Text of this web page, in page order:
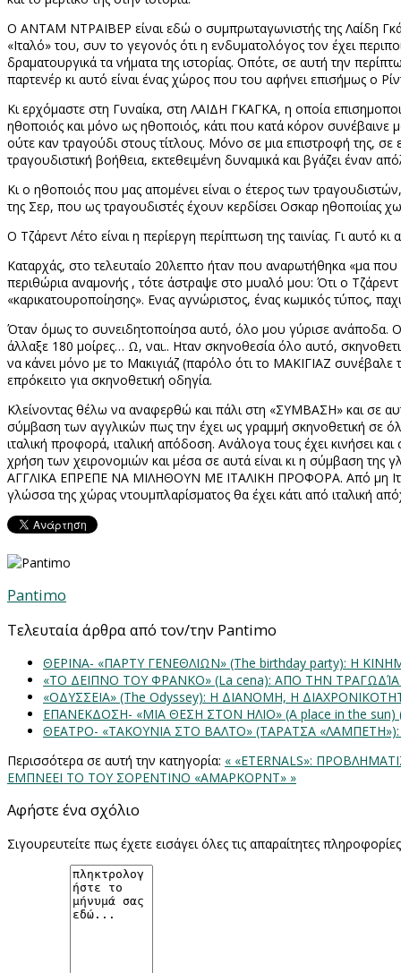
Ο ΑΝΤΑΜ ΝΤΡΑΪΒΕΡ είναι εδώ ο συμπρωταγωνιστής της Λαίδη
«Ιταλό» του, συν το γεγονός ότι η ενδυματολόγος τον έχει
δραματουργικά τα νήματα της ιστορίας. Οπότε, σε αυτή την
παρτενέρ κι αυτό είναι ένας χώρος που του αφήνει επισήμως ο
Κι ερχόμαστε στη Γυναίκα, στη ΛΑΙΔΗ ΓΚΑΓΚΑ, η οποία
ηθοποιός και μόνο ως ηθοποιός, κάτι που κατά κόρον συνέβαινε
ούτε καν τραγούδι στους τίτλους. Μόνο σε μια επιστροφή της,
τραγουδιστική βοήθεια, εκτεθειμένη δυναμικά και βγάζει έναν
Κι ο ηθοποιός που μας απομένει είναι ο έτερος των
της Σερ, που ως τραγουδιστές έχουν κερδίσει Οσκαρ ηθοποιίας
Ο Τζάρεντ Λέτο είναι η περίεργη περίπτωση της ταινίας. Γι αυτό
Καταρχάς, στο τελευταίο 20λεπτο ήταν που αναρωτήθηκα «μα που
περιθώρια αναμονής , τότε άστραψε στο μυαλό μου: Ότι ο Τζάρεντ
«καρικατουροποίησης». Ενας αγνώριστος, ένας κωμικός τύπος,
Όταν όμως το συνειδητοποίησα αυτό, όλο μου γύρισε ανάποδα.
άλλαξε 180 μοίρες… Ω, ναι.. Ηταν σκηνοθεσία όλο αυτό,
να κάνει μόνο με το Μακιγιάζ (παρόλο ότι το ΜΑΚΙΓΙΑΖ συνέβαλε
επρόκειτο για σκηνοθετική οδηγία.
Κλείνοντας θέλω να αναφερθώ και πάλι στη «ΣΥΜΒΑΣΗ» και σε
σύμβαση των αγγλικών πως την έχει ως γραμμή σκηνοθετική σε
ιταλική προφορά, ιταλική απόδοση. Ανάλογα τους έχει κινήσει
χρήση των χειρονομιών και μέσα σε αυτά είναι κι η σύμβαση
ΑΓΓΛΙΚΑ ΕΠΡΕΠΕ ΝΑ ΜΙΛΗΘΟΥΝ ΜΕ ΙΤΑΛΙΚΗ ΠΡΟΦΟΡΑ. Από μη
γλώσσα της χώρας ντουμπλαρίσματος θα έχει κάτι από ιταλική
Pantimo
Τελευταία άρθρα από τον/την Pantimo
ΘΕΡΙΝΑ- «ΠΑΡΤΥ ΓΕΝΕΘΛΙΩΝ» (The birthday party): H
«ΤΟ ΔΕΙΠΝΟ ΤΟΥ ΦΡΑΝΚΟ» (La cena): ΑΠΟ ΤΗΝ
«ΟΔΥΣΣΕΙΑ» (The Odyssey): Η ΔΙΑΝΟΜΗ, Η
ΕΠΑΝΕΚΔΟΣΗ- «ΜΙΑ ΘΕΣΗ ΣΤΟΝ ΗΛΙΟ» (Α place in the
ΘΕΑΤΡΟ- «ΤΑΚΟΥΝΙΑ ΣΤΟ ΒΑΛΤΟ» (ΤΑΡΑΤΣΑ
Περισσότερα σε αυτή την κατηγορία: « «ETERNALS»:
ΕΜΠΝΕΕΙ ΤΟ ΤΟΥ ΣΟΡΕΝΤΙΝΟ «ΑΜΑΡΚΟΡΝΤ» »
Αφήστε ένα σχόλιο
Σιγουρευτείτε πως έχετε εισάγει όλες τις απαραίτητες